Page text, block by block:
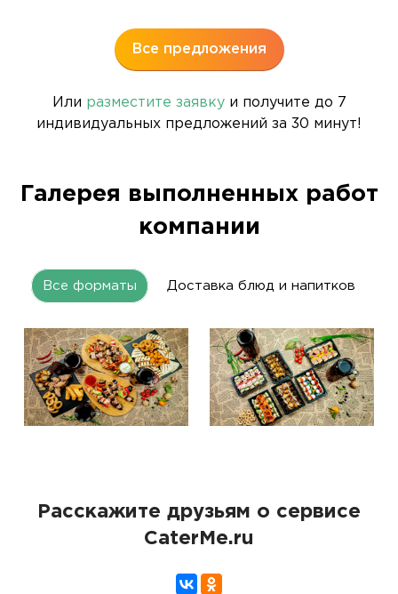
Все предложения
Или разместите заявкуи получите до 7
индивидуальных предложений за 30 минут!
Галерея выполненных работ
компании
Все форматы Доставка блюд и напитков
Расскажите друзьям о сервисе
CaterMe.ru